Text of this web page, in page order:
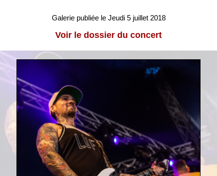
Galerie publiée le Jeudi 5 juillet 2018
Voir le dossier du concert